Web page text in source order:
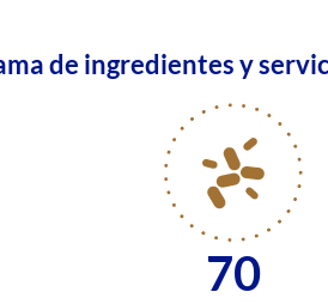
de ingredientes y
70